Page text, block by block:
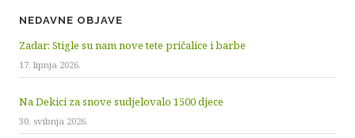
NEDAVNE OBJAVE
Zadar: Stigle su nam nove tete pričalice i barbe
17. lipnja 2026.
Na Dekici za snove sudjelovalo 1500 djece
30. svibnja 2026.